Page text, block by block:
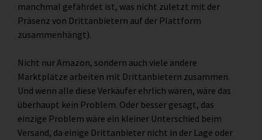
manchmal gefährdet ist, was nicht zuletzt mit der
Präsenz von Drittanbietern auf der Plattform
zusammenhängt).
Nicht nur Amazon, sondern auch viele andere
Marktplätze arbeiten mit Drittanbietern zusammen.
Und wenn alle diese Verkäufer ehrlich wären, wäre das
überhaupt kein Problem. Oder besser gesagt, das
einzige Problem wäre ein kleiner Unterschied beim
Versand, da einige Drittanbieter nicht in der Lage oder